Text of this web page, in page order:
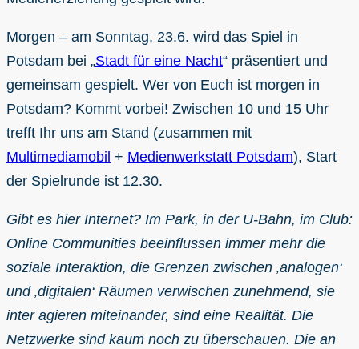
Morgen – am Sonntag, 23.6. wird das Spiel in
Potsdam bei „Stadt für eine Nacht“ präsentiert und
gemeinsam gespielt. Wer von Euch ist morgen in
Potsdam? Kommt vorbei! Zwischen 10 und 15 Uhr
trefft Ihr uns am Stand (zusammen mit
Multimediamobil + Medienwerkstatt Potsdam), Start
der Spielrunde ist 12.30.
Gibt es hier Internet? Im Park, in der U-Bahn, im Club:
Online Communities beeinflussen immer mehr die
soziale Interaktion, die Grenzen zwischen ‚analogen‘
und ‚digitalen‘ Räumen verwischen zunehmend, sie
inter agieren miteinander, sind eine Realität. Die
Netzwerke sind kaum noch zu überschauen. Die an